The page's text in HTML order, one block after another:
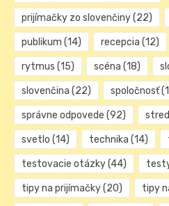
prijímačky zo slovenčiny(22)
publikum (14) recepcia (12)
rytmus (15) scéna (18)
slovenčina (22) spoločnosť
správne odpovede (92)
svetlo (14) technika (14)
testovacie otázky(44)
tipy na prijímačky(20) tipy